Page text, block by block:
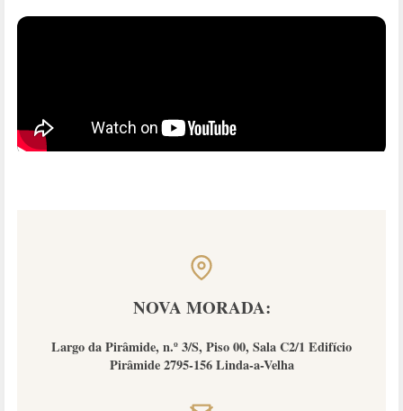
NOVA MORADA:
Largo da Pirâmide, n.º 3/S, Piso 00, Sala C2/1 Edifício
Pirâmide 2795-156 Linda-a-Velha